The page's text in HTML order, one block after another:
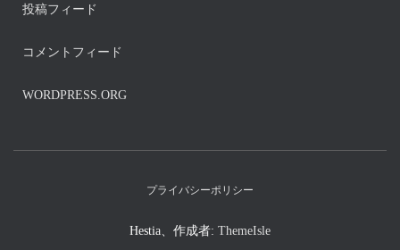
投稿フィード
コメントフィード
WORDPRESS.ORG
プライバシーポリシー
Hestia、作成者: ThemeIsle